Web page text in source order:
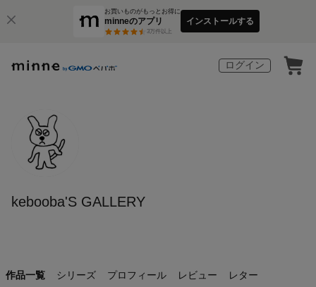
お買いものがもっとお得に
minneのアプリ
3万件以上
インストールする
ログイン
kebooba'S GALLERY
作品一覧 シリーズ プロフィール レビュー レター